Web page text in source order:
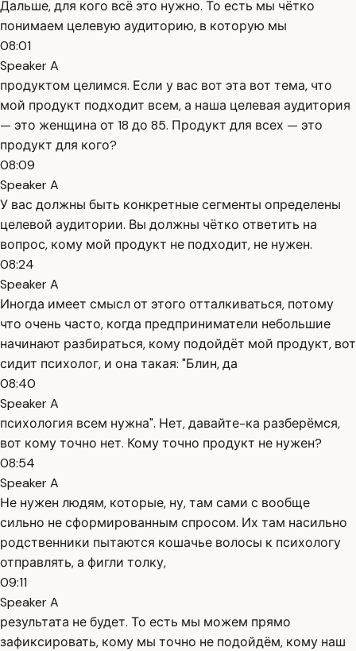
Дальше, для кого всё это нужно. То есть мы чётко
понимаем целевую аудиторию, в которую мы
08:01
Speaker A
продуктом целимся. Если у вас вот эта вот тема, что
мой продукт подходит всем, а наша целевая аудитория
— это женщина от 18 до 85. Продукт для всех — это
продукт для кого?
08:09
Speaker A
У вас должны быть конкретные сегменты определены
целевой аудитории. Вы должны чётко ответить на
вопрос, кому мой продукт не подходит, не нужен.
08:24
Speaker A
Иногда имеет смысл от этого отталкиваться, потому
что очень часто, когда предприниматели небольшие
начинают разбираться, кому подойдёт мой продукт, вот
сидит психолог, и она такая: "Блин, да
08:40
Speaker A
психология всем нужна". Нет, давайте-ка разберёмся,
вот кому точно нет. Кому точно продукт не нужен?
08:54
Speaker A
Не нужен людям, которые, ну, там сами с вообще
сильно не сформированным спросом. Их там насильно
родственники пытаются кошачье волосы к психологу
отправлять, а фигли толку,
09:11
Speaker A
результата не будет. То есть мы можем прямо
зафиксировать, кому мы точно не подойдём, кому наш